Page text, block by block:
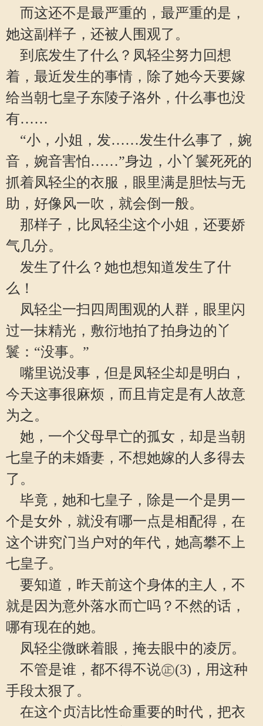
而这还不是最严重的，最严重的是，
她这副样子，还被人围观了。
到底发生了什么？凤轻尘努力回想
着，最近发生的事情，除了她今天要嫁
给当朝七皇子东陵子洛外，什么事也没
有……
“小，小姐，发……发生什么事了，婉
音，婉音害怕……”身边，小丫鬟死死的
抓着凤轻尘的衣服，眼里满是胆怯与无
助，好像风一吹，就会倒一般。
那样子，比凤轻尘这个小姐，还要娇
气几分。
发生了什么？她也想知道发生了什
么！
凤轻尘一扫四周围观的人群，眼里闪
过一抹精光，敷衍地拍了拍身边的丫
鬟：“没事。”
嘴里说没事，但是凤轻尘却是明白，
今天这事很麻烦，而且肯定是有人故意
为之。
她，一个父母早亡的孤女，却是当朝
七皇子的未婚妻，不想她嫁的人多得去
了。
毕竟，她和七皇子，除是一个是男一
个是女外，就没有哪一点是相配得，在
这个讲究门当户对的年代，她高攀不上
七皇子。
要知道，昨天前这个身体的主人，不
就是因为意外落水而亡吗？不然的话，
哪有现在的她。
凤轻尘微眯着眼，掩去眼中的凌厉。
不管是谁，都不得不说㊣(3)，用这种
手段太狠了。
在这个贞洁比性命重要的时代，把衣